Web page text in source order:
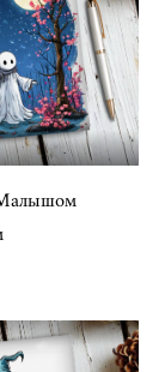
Малышом